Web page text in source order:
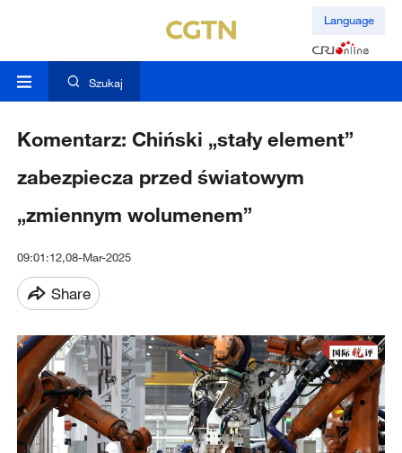
Language
Szukaj
Komentarz: Chiński „stały element”
zabezpiecza przed światowym
„zmiennym wolumenem”
09:01:12,08-Mar-2025
Share